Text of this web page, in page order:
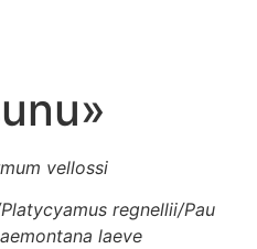
vellossi
regnellii/Pau
laeve